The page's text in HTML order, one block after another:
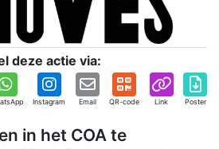
deze actie via:
Instagram Email QR-code Link Poster
in het COA te